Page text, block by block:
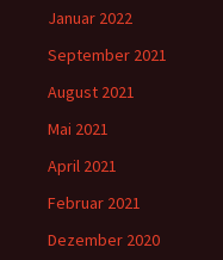
Januar 2022
September 2021
August 2021
Mai 2021
April 2021
Februar 2021
Dezember 2020